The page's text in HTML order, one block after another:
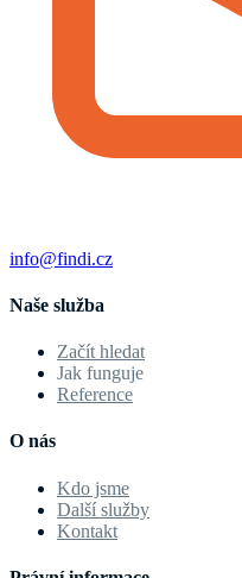
info@findi.cz
Naše služba
Začít hledat
Jak funguje
Reference
O nás
Kdo jsme
Další služby
Kontakt